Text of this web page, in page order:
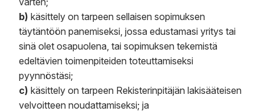
b) käsittely on tarpeen sellaisen sopimuksen
täytäntöön panemiseksi, jossa edustamasi yritys tai
sinä olet osapuolena, tai sopimuksen tekemistä
edeltävien toimenpiteiden toteuttamiseksi
pyynnöstäsi;
c) käsittely on tarpeen Rekisterinpitäjän lakisääteisen
velvoitteen noudattamiseksi; ja